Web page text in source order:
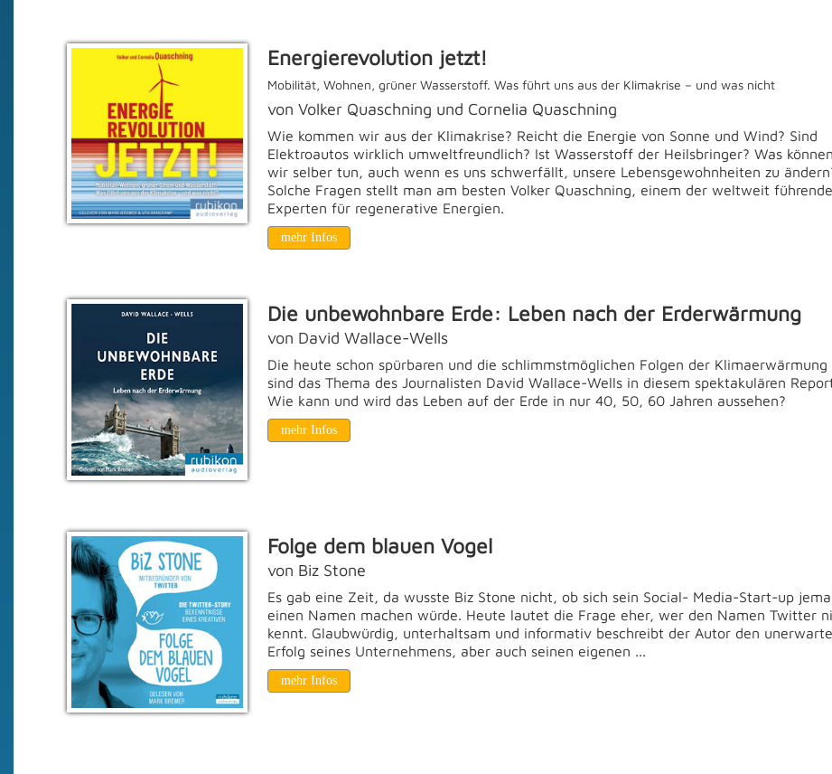
Energierevolution jetzt!
Mobilität, Wohnen, grüner Wasserstoff. Was führt uns aus der Klimakrise – und was nicht
von Volker Quaschning und Cornelia Quaschning
Wie kommen wir aus der Klimakrise? Reicht die Energie von Sonne und Wind? Sind
Elektroautos wirklich umweltfreundlich? Ist Wasserstoff der Heilsbringer? Was können
wir selber tun, auch wenn es uns schwerfällt, unsere Lebensgewohnheiten zu
Solche Fragen stellt man am besten Volker Quaschning, einem der weltweit
Experten für regenerative Energien.
mehr Infos
Die unbewohnbare Erde: Leben nach der Erderwärmung
von David Wallace-Wells
Die heute schon spürbaren und die schlimmstmöglichen Folgen der Klimaerwärmung
sind das Thema des Journalisten David Wallace-Wells in diesem spektakulären
Wie kann und wird das Leben auf der Erde in nur 40, 50, 60 Jahren aussehen?
mehr Infos
Folge dem blauen Vogel
von Biz Stone
Es gab eine Zeit, da wusste Biz Stone nicht, ob sich sein Social- Media-Start-up
einen Namen machen würde. Heute lautet die Frage eher, wer den Namen Twitter
kennt. Glaubwürdig, unterhaltsam und informativ beschreibt der Autor den
Erfolg seines Unternehmens, aber auch seinen eigenen ...
mehr Infos